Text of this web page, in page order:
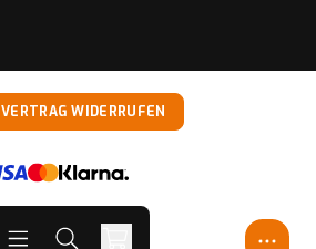
Open menuOpen search
VERTRAG WIDERRUFEN